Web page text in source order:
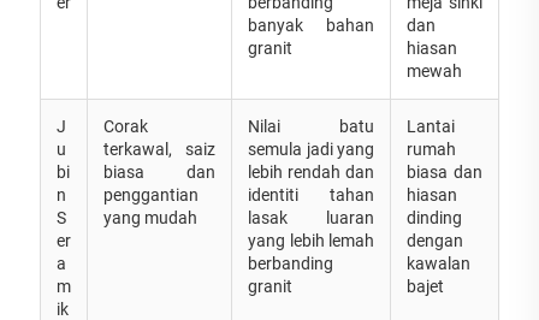
banyak bahan
granit
dan
hiasan
mewah
J
u
bi
n
S
er
a
m
ik
Corak
terkawal, saiz
biasa dan
penggantian
yang mudah
Nilai batu
semula jadi yang
lebih rendah dan
identiti tahan
lasak luaran
yang lebih lemah
berbanding
granit
Lantai
rumah
biasa dan
hiasan
dinding
dengan
kawalan
bajet